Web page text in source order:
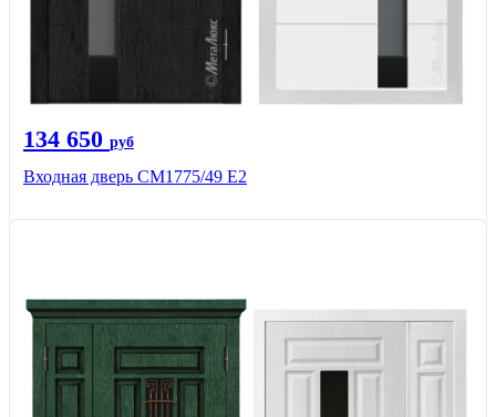
134 650 руб
Входная дверь СМ1775/49 Е2